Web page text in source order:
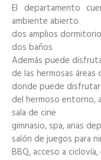
El departamento
ambiente abierto
dos amplios
dos baños
Además puede
de las hermosas áreas
donde puede disfrutar
del hermoso entorno,
sala de cine
gimnasio, spa, arias
salón de juegos para
BBQ, acceso a